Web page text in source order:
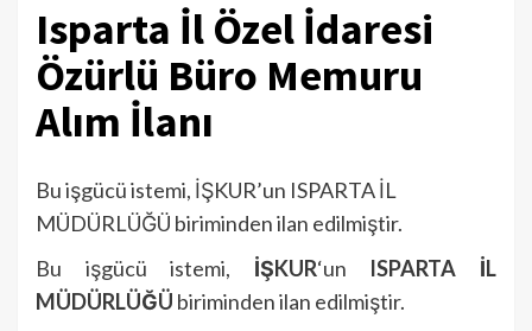
Isparta İl Özel İdaresi
Özürlü Büro Memuru
Alım İlanı
Bu işgücü istemi, İŞKUR’un ISPARTA İL
MÜDÜRLÜĞÜ biriminden ilan edilmiştir.
Bu işgücü istemi, İŞKUR‘un ISPARTA İL
MÜDÜRLÜĞÜ biriminden ilan edilmiştir.